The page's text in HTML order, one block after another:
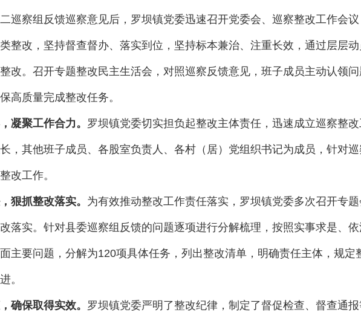
巡察组反馈巡察意见后，罗坝镇党委迅速召开党委会、巡察整改工作会
整改，坚持督查督办、落实到位，坚持标本兼治、注重长效，通过层层
改。召开专题整改民主生活会，对照巡察反馈意见，班子成员主动认领
高质量完成整改任务。
凝聚工作合力。 罗坝镇党委切实担负起整改主体责任，迅速成立巡察整
，其他班子成员、各股室负责人、各村（居）党组织书记为成员，针对
改工作。
狠抓整改落实。 为有效推动整改工作责任落实，罗坝镇党委多次召开专
落实。针对县委巡察组反馈的问题逐项进行分解梳理，按照实事求是、
主要问题，分解为120项具体任务，列出整改清单，明确责任主体，规定
。
确保取得实效。 罗坝镇党委严明了整改纪律，制定了督促检查、督查通